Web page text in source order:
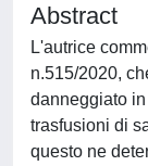
Abstract
L'autrice
n.515/2020,
danneggiato
trasfusioni di
questo ne